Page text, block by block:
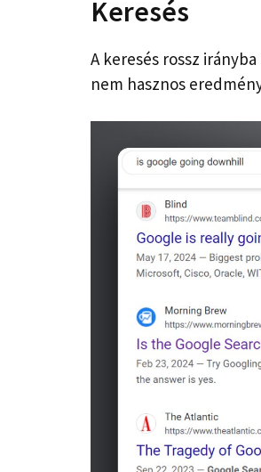
Keresés
A keresés rossz
nem hasznos